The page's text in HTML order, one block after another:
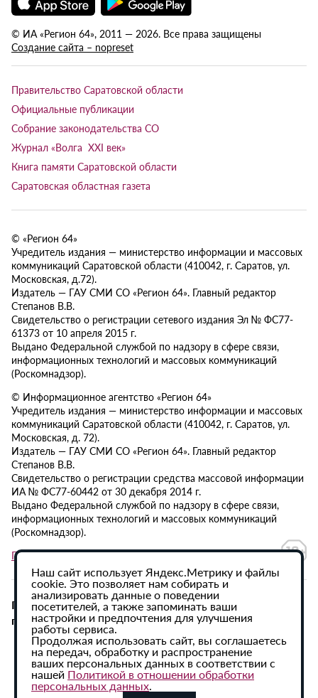
© ИА «Регион 64», 2011 — 2026. Все права защищены
Создание сайта – nopreset
Правительство Саратовской области
Официальные публикации
Собрание законодательства СО
Журнал «Волга XXI век»
Книга памяти Саратовской области
Саратовская областная газета
© «Регион 64»
Учредитель издания — министерство информации и массовых
коммуникаций Саратовской области (410042, г. Саратов, ул.
Московская, д.72).
Издатель — ГАУ СМИ СО «Регион 64». Главный редактор
Степанов В.В.
Свидетельство о регистрации сетевого издания Эл № ФС77-
61373 от 10 апреля 2015 г.
Выдано Федеральной службой по надзору в сфере связи,
информационных технологий и массовых коммуникаций
(Роскомнадзор).
© Информационное агентство «Регион 64»
Учредитель издания — министерство информации и массовых
коммуникаций Саратовской области (410042, г. Саратов, ул.
Московская, д. 72).
Издатель — ГАУ СМИ СО «Регион 64». Главный редактор
Степанов В.В.
Свидетельство о регистрации средства массовой информации
ИА № ФС77-60442 от 30 декабря 2014 г.
Выдано Федеральной службой по надзору в сфере связи,
информационных технологий и массовых коммуникаций
(Роскомнадзор).
Политика в отношении обработки персональных данных
При использовании материалов сайта активная
гиперссылка на ИА «Регион 64» обязательна.
Наш сайт использует Яндекс.Метрику и файлы
cookie. Это позволяет нам собирать и
анализировать данные о поведении
посетителей, а также запоминать ваши
настройки и предпочтения для улучшения
работы сервиса.
Продолжая использовать сайт, вы соглашаетесь
на передач, обработку и распространение
ваших персональных данных в соответствии с
нашей Политикой в отношении обработки
персональных данных.